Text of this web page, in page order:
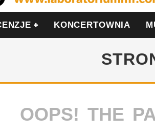
KONCERTOWNIA
OOPS! THE